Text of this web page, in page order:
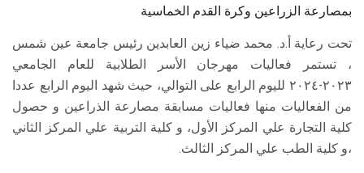
سجل الان
بمصارعة الزراعين وكرة القدم الخماسية
تحت رعاية أ.د. محمد ضياء زين العابدين رئيس جامعة عين شمس
، تستمر فعاليات مهرجان الأسر الطلابية للعام الجامعي
٢٠٢٣-٢٠٢٤ لليوم الرابع على التوالي، حيث شهد اليوم الرابع عددا
من الفعاليات منها فعاليات مسابقة مصارعة الذراعين و حصول
كلية التجارة علي المركز الأول، و كلية التربية علي المركز الثاني
،و كلية الطب علي المركز الثالث.